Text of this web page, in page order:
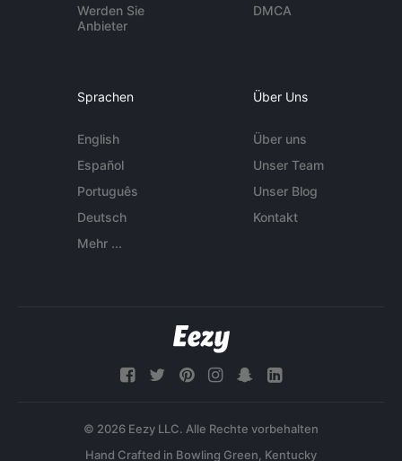
Werden Sie
Anbieter
DMCA
Sprachen
English
Español
Português
Deutsch
Mehr ...
Über Uns
Über uns
Unser Team
Unser Blog
Kontakt
© 2026 Eezy LLC. Alle Rechte vorbehalten